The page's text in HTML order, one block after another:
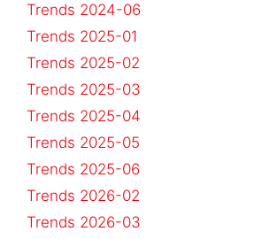
Trends 2024-06
Trends 2025-01
Trends 2025-02
Trends 2025-03
Trends 2025-04
Trends 2025-05
Trends 2025-06
Trends 2026-02
Trends 2026-03